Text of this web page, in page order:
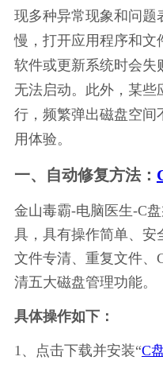
现多种异常现象和问题
慢，打开应用程序和文
软件或更新系统时会失
无法启动。此外，某些
行，频繁弹出磁盘空间
用体验。
一、自动修复方法：
金山毒霸-电脑医生-C
具，具有操作简单、安
文件专清、重复文件、
清五大磁盘管理功能。
具体操作如下：
1、点击下载并安装“C